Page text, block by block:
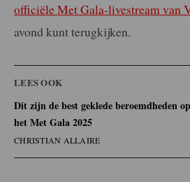
officiële Met Gala-livestream van
avond kunt terugkijken.
LEES OOK
Dit zijn de best geklede beroemdheden op
het Met Gala 2025
CHRISTIAN ALLAIRE